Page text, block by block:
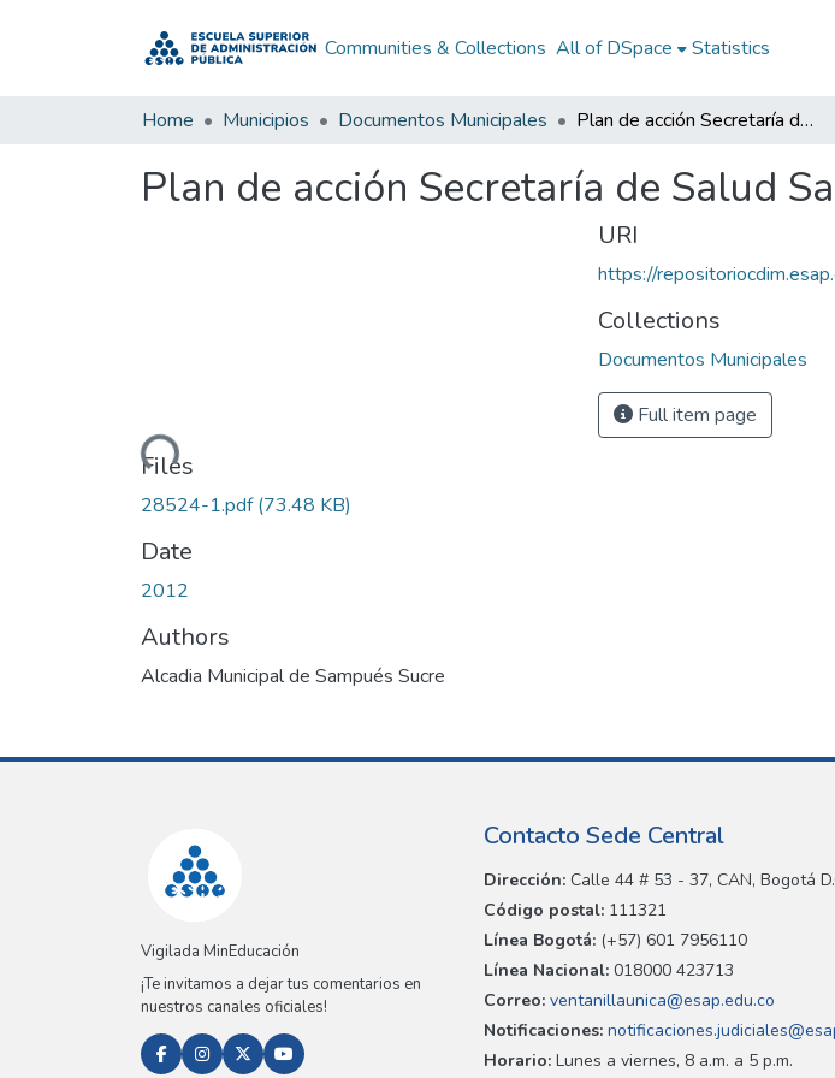
Communities & Collections All of DSpace Statistics
Home Municipios Documentos Municipales Plan de acción Secretaría de Salud Sampués Sucre 2012
Plan de acción Secretaría de Salud
Loading...
Files
28524-1.pdf(73.48 KB)
Date
2012
Authors
Alcadia Municipal de Sampués Sucre
URI
https://
Collections
Documentos Municipales
Full item page
Vigilada MinEducación
¡Te invitamos a dejar tus comentarios en
nuestros canales oficiales!
Contacto Sede Central
Dirección: Calle 44 # 53 - 37, CAN, Bogotá
Código postal: 111321
Línea Bogotá: (+57) 601 7956110
Línea Nacional: 018000 423713
Correo: ventanillaunica@esap.edu.co
Notificaciones:
Horario: Lunes a viernes, 8 a.m. a 5 p.m.